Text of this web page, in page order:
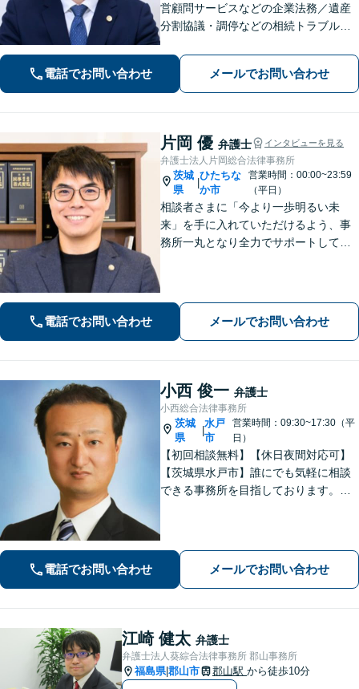
営顧問サービスなどの企業法務／遺産
分割協議・調停などの相続トラブルや
問題を中心に、幅広くご相談を承りま
す【土日祝対応可】分かりやすく丁寧
な対応を心がけ、最善の解決を目指し
ます
電話でお問い合わせ メールでお問い合わせ
片岡 優 弁護士 インタビューを見る
弁護士法人片岡総合法律事務所
茨城
県
ひたちな
か市
営業時間：00:00~23:59
（平日）
相談者さまに「今より一歩明るい未
来」を手に入れていただけるよう、事
務所一丸となり全力でサポートしてま
幅広く対応します【初回相談無料】
【土日祝対応可】
電話でお問い合わせ メールでお問い合わせ
小西 俊一 弁護士
小西総合法律事務所
茨城
県
|
水戸
市
営業時間：09:30~17:30（平
日）
【初回相談無料】【休日夜間対応可】
【茨城県水戸市】誰にでも気軽に相談
できる事務所を目指しております。依
にご相談ください。
電話でお問い合わせ メールでお問い合わせ
江崎 健太 弁護士
弁護士法人葵綜合法律事務所 郡山事務所
福島県|郡山市 郡山駅 から徒歩10分